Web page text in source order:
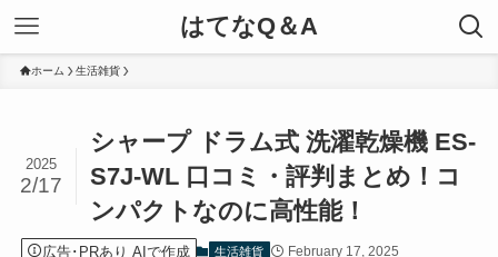
はてなQ＆A
ホーム 生活雑貨
シャープ ドラム式 洗濯乾燥機 ES-
S7J-WL 口コミ・評判まとめ！コ
ンパクトなのに高性能！
2025
2/17
広告･PRあり AIで作成 生活雑貨 February 17, 2025